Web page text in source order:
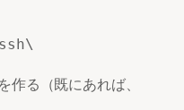
る（既にあれば、